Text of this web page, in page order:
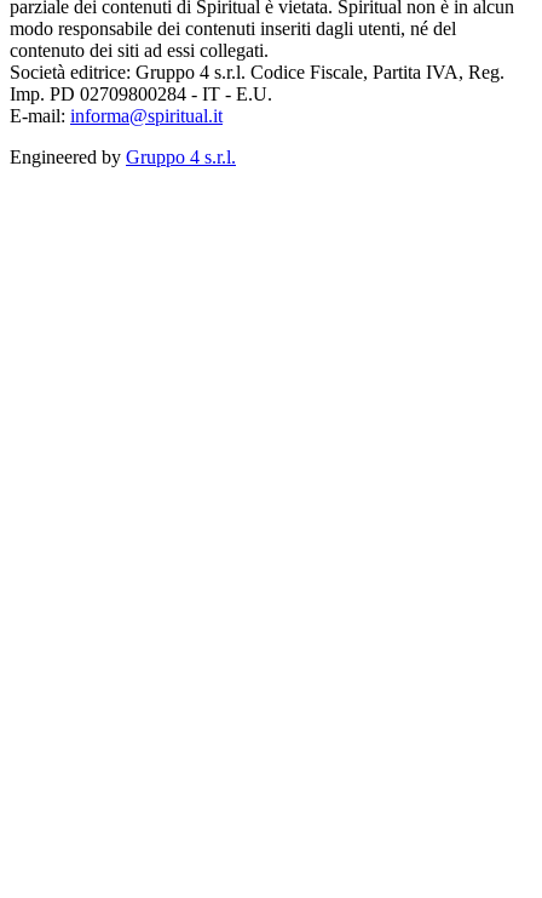
parziale dei contenuti di Spiritual è vietata. Spiritual non è in alcun
modo responsabile dei contenuti inseriti dagli utenti, né del
contenuto dei siti ad essi collegati.
Società editrice: Gruppo 4 s.r.l. Codice Fiscale, Partita IVA, Reg.
Imp. PD 02709800284 - IT - E.U.
E-mail: informa@spiritual.it
Engineered by Gruppo 4 s.r.l.